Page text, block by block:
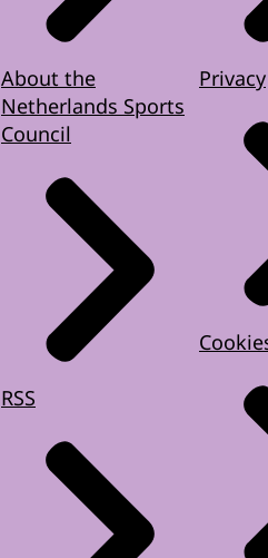
About the
Netherlands Sports
Council
RSS
Privacy